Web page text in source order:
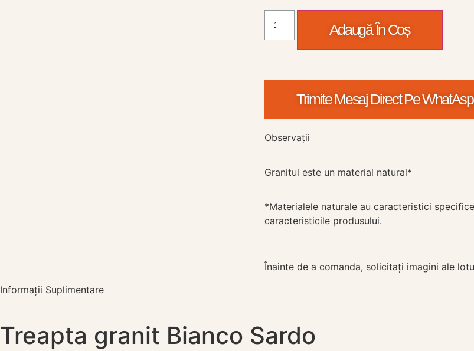
Adaugă În Coș
Trimite Mesaj Direct Pe
Observații
Granitul este un material natural*
*Materialele naturale au caracteristici
caracteristicile produsului.
Înainte de a comanda, solicitați imagini ale
Informații Suplimentare
Treapta granit Bianco Sardo